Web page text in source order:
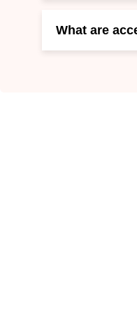
What are